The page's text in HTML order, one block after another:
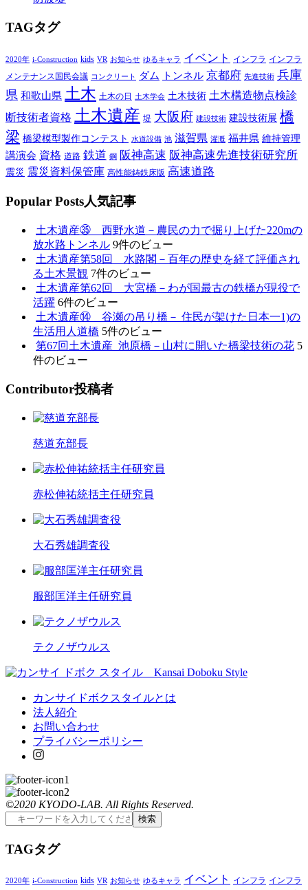
TAGタグ
2020年 i-Construction kids VR お知らせ ゆるキャラ イベント インフラ インフラ
メンテナンス国民会議 コンクリート ダム トンネル 京都府 先進技術 兵庫
県 和歌山県 土木 土木の日 土木学会 土木技術 土木構造物点検診
断技術者資格 土木遺産 堤 大阪府 建設技術 建設技術展 橋
梁 橋梁模型製作コンテスト 水道設備 池 滋賀県 灌漑 福井県 維持管理
講演会 資格 道路 鉄道 鋼 阪神高速 阪神高速先進技術研究所
震災 震災資料保管庫 高性能鋳鉄床版 高速道路
Popular Posts人気記事
土木遺産㉟ 西野水道－農民の力で掘り上げた220mの
放水路トンネル 9件のビュー
土木遺産第58回 水路閣－百年の歴史を経て評価され
る土木景観 7件のビュー
土木遺産第62回 大宮橋－わが国最古の鉄橋が現役で
活躍 6件のビュー
土木遺産⑭ 谷瀬の吊り橋－ 住民が架けた日本一1)の
生活用人道橋 5件のビュー
第67回土木遺産_池原橋－山村に開いた橋梁技術の花 5
件のビュー
Contributor投稿者
慈道充部長
赤松伸祐統括主任研究員
大石秀雄調査役
服部匡洋主任研究員
テクノザウルス
カンサイドボクスタイルとは
法人紹介
お問い合わせ
プライバシーポリシー
©2020 KYODO-LAB. All Rights Reserved.
TAGタグ
2020年 i-Construction kids VR お知らせ ゆるキャラ イベント インフラ インフラ